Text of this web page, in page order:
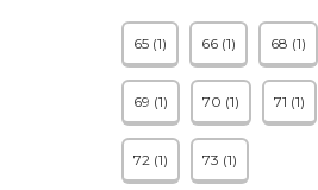
65 (1) 66 (1) 68 (1)
69 (1) 70 (1) 71 (1)
72 (1) 73 (1)